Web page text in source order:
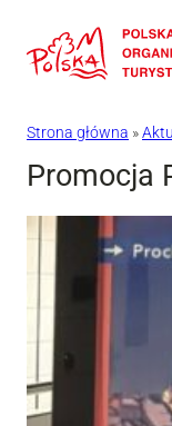
do
Strona główna »
Promocja